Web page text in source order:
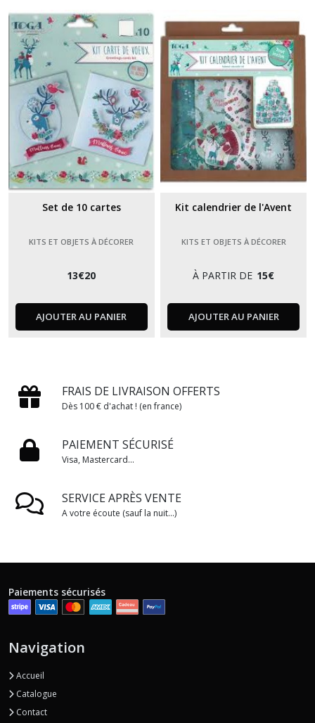
Set de 10 cartes
KITS ET OBJETS À DÉCORER
13€20
AJOUTER AU PANIER
Kit calendrier de l'Avent
KITS ET OBJETS À DÉCORER
À PARTIR DE 15€
AJOUTER AU PANIER
FRAIS DE LIVRAISON OFFERTS
Dès 100 € d'achat ! (en france)
PAIEMENT SÉCURISÉ
Visa, Mastercard...
SERVICE APRÈS VENTE
A votre écoute (sauf la nuit...)
Paiements sécurisés
Navigation
Accueil
Catalogue
Contact